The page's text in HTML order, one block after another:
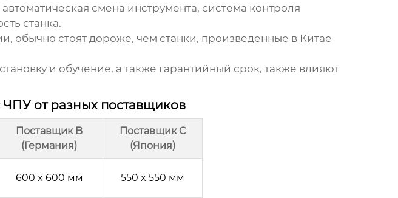
смена инструмента, система контроля
станка.
обычно стоят дороже, чем станки, произведенные в Китае
и обучение, а также гарантийный срок, также влияют
от разных поставщиков
Поставщик B
(Германия)
Поставщик C
(Япония)
600 x 600 мм 550 x 550 мм